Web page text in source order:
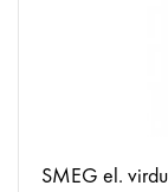
SMEG el.